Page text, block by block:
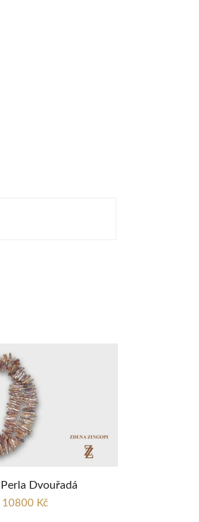
Dvouřadá
10800 Kč